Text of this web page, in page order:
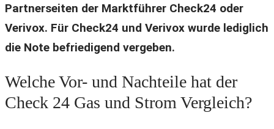
Partnerseiten der Marktführer Check24 oder
Verivox. Für Check24 und Verivox wurde lediglich
die Note befriedigend vergeben.
Welche Vor- und Nachteile hat der
Check 24 Gas und Strom Vergleich?